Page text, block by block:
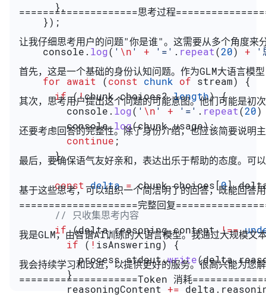
      },
    });
    console
. log( ' \n' + '=' . repeat(20) + '
    for
await (const chunk of stream) {
      if
(!chunk.choices?.length) {
        console
. log( ' \n' + '=' . repeat(20
        console
.log(chunk.usage);
        continue
;
      }
      const
delta = chunk.choices[0].
      // 只收集思考内容
      if
(delta.reasoning_content !==
        if
( ! isAnswering) {
          process
.stdout.write(delta.
        }
        reasoningContent
+= delta .
====================思考过程
让我仔细思考用户的问题"你是谁"。这需要从多个角度来
首先，这是一个基础的身份认知问题。作为GLM大语言
其次，思考用户提出这个问题的可能意图。他们可能是初
还要考虑回答的完整性。除了身份介绍，也应该简要说明
最后，要确保语气友好亲和，表达出乐于帮助的态度。
基于这些思考，可以组织一个简洁明了的回答，既能回答
====================完整回复
我是GLM，由智谱AI训练的大语言模型。我通过大规模文
我会持续学习和改进，以提供更好的服务。很高兴能为您
====================Token 消耗